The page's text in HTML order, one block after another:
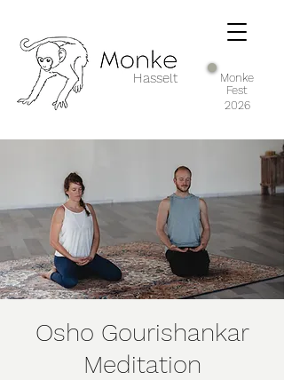
Hasselt
Monke
Fest
2026
Osho Gourishankar
Meditation